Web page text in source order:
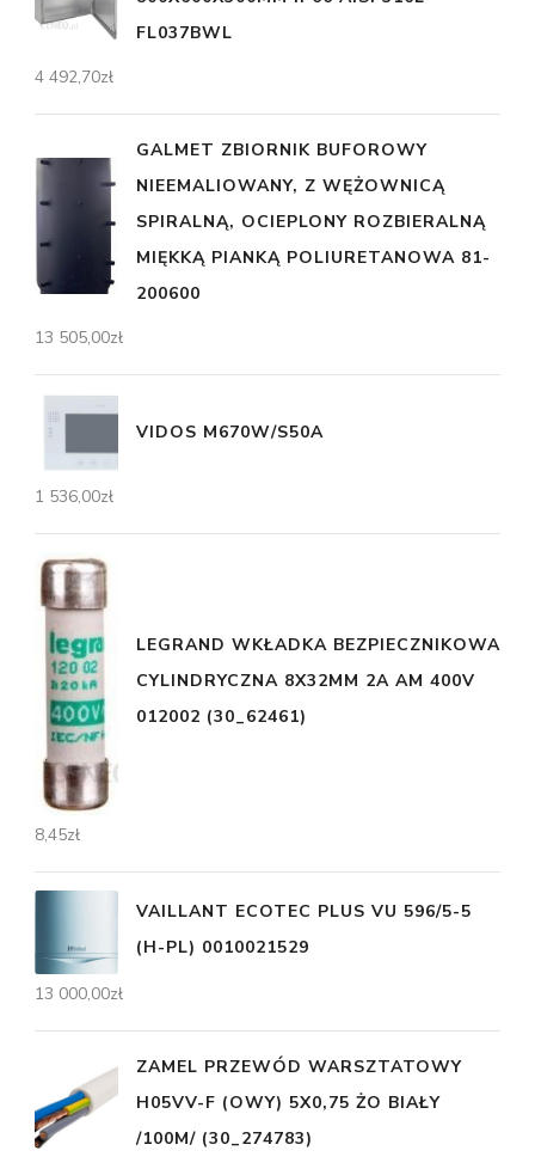
FL037BWL
4 492,70zł
GALMET ZBIORNIK BUFOROWY
NIEEMALIOWANY, Z WĘŻOWNICĄ
SPIRALNĄ, OCIEPLONY ROZBIERALNĄ
MIĘKKĄ PIANKĄ POLIURETANOWA 81-
200600
13 505,00zł
VIDOS M670W/S50A
1 536,00zł
LEGRAND WKŁADKA BEZPIECZNIKOWA
CYLINDRYCZNA 8X32MM 2A AM 400V
012002 (30_62461)
8,45zł
VAILLANT ECOTEC PLUS VU 596/5-5
(H-PL) 0010021529
13 000,00zł
ZAMEL PRZEWÓD WARSZTATOWY
H05VV-F (OWY) 5X0,75 ŻO BIAŁY
/100M/ (30_274783)